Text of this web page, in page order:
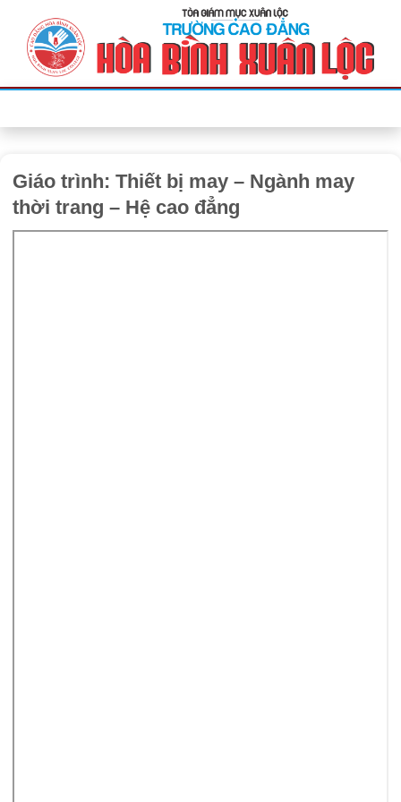
Giáo trình: Thiết bị may – Ngành may
thời trang – Hệ cao đẳng